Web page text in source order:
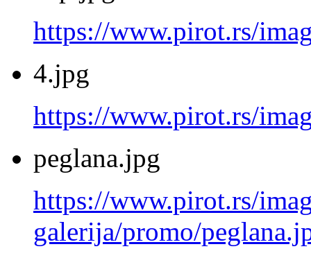
https://www.pirot.rs/
4.jpg
https://www.pirot.rs/
peglana.jpg
https://www.pirot.rs/
galerija/promo/